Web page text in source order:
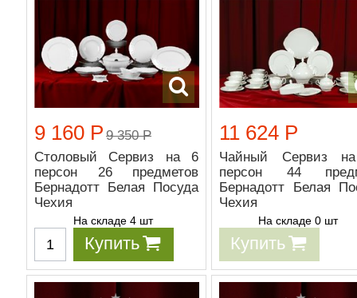
9 160 Р 9 350 Р
Столовый Сервиз на 6
персон 26 предметов
Бернадотт Белая Посуда
Чехия
На складе 4 шт
Купить
11 624 Р
Чайный Сервиз
персон 44
Бернадотт Белая
Чехия
На складе 0 шт
Купить